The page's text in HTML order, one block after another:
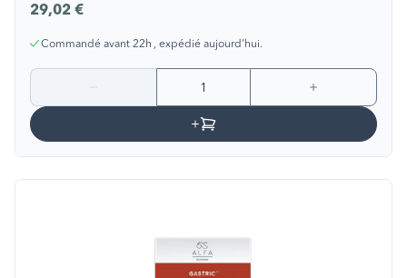
29,02 €
Commandé avant 22h , expédié aujourd'hui.